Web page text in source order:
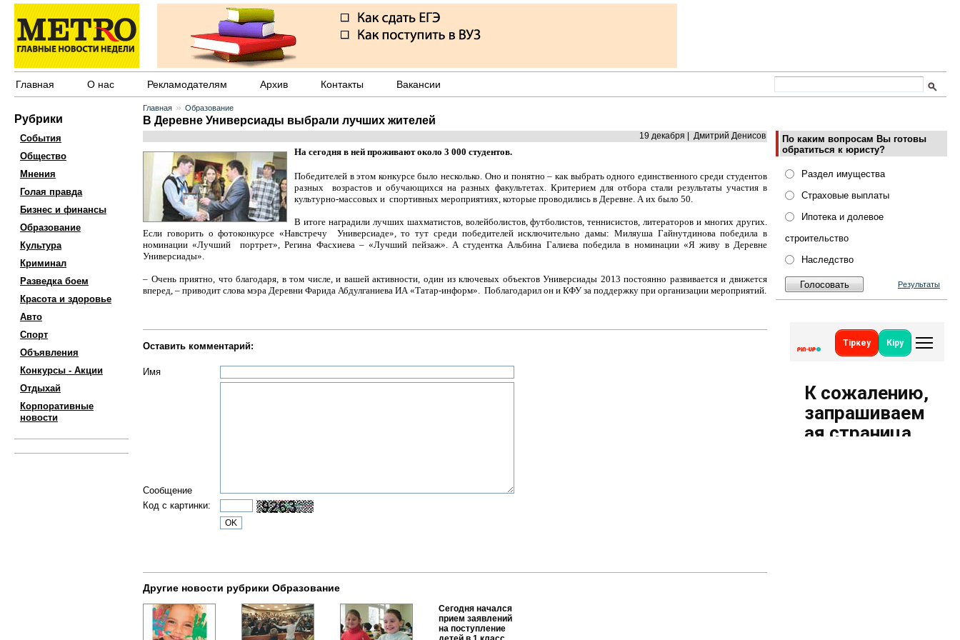
Главная О нас Рекламодателям Архив Контакты Вакансии
Рубрики
События
Общество
Мнения
Голая правда
Бизнес и финансы
Образование
Культура
Криминал
Разведка боем
Красота и здоровье
Авто
Спорт
Объявления
Конкурсы - Акции
Отдыхай
Корпоративные
новости
По каким вопросам Вы готовы
обратиться к юристу?
Раздел имущества
Страховые выплаты
Ипотека и долевое
строительство
Наследство
Результаты
Главная » Образование
В Деревне Универсиады выбрали лучших жителей
19 декабря | Дмитрий Денисов
На сегодня в ней проживают около 3 000 студентов.
Победителей в этом конкурсе было несколько. Оно и понятно – как выбрать одного единственного среди студентов
разных возрастов и обучающихся на разных факультетах. Критерием для отбора стали результаты участия в
культурно-массовых и спортивных мероприятиях, которые проводились в Деревне. А их было 50.
В итоге наградили лучших шахматистов, волейболистов, футболистов, теннисистов, литераторов и многих других.
Если говорить о фотоконкурсе «Навстречу Универсиаде», то тут среди победителей исключительно дамы: Миляуша Гайнутдинова победила в
номинации «Лучший портрет», Регина Фасхиева – «Лучший пейзаж». А студентка Альбина Галиева победила в номинации «Я живу в Деревне
Универсиады».
– Очень приятно, что благодаря, в том числе, и вашей активности, один из ключевых объектов Универсиады 2013 постоянно развивается и движется
вперед, – приводит слова мэра Деревни Фарида Абдулганиева ИА «Татар-информ». Поблагодарил он и КФУ за поддержку при организации мероприятий.
Оставить комментарий:
Имя
Сообщение
Код с картинки:
Другие новости рубрики Образование
Сегодня начался
прием заявлений
на поступление